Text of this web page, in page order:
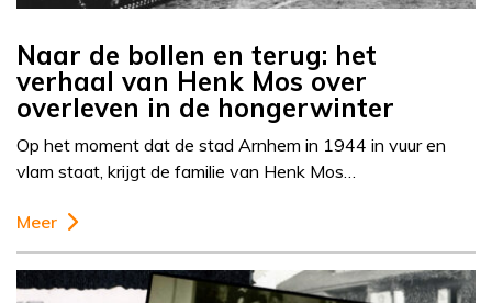
Naar de bollen en terug: het
verhaal van Henk Mos over
overleven in de hongerwinter
Op het moment dat de stad Arnhem in 1944 in vuur en
vlam staat, krijgt de familie van Henk Mos…
Meer